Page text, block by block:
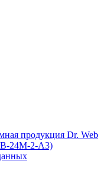
продукция Dr. Web
24M-2-A3)